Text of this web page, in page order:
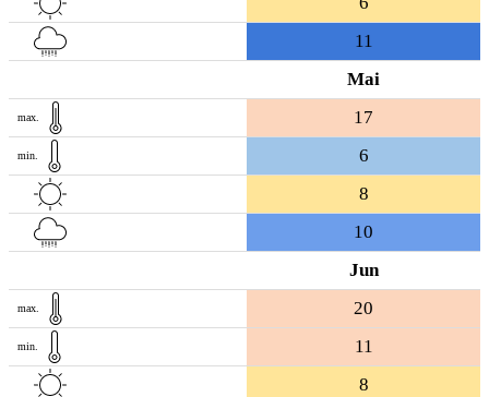
11
Mai
max. 17
min.
6
8
10
Jun
max. 20
min.
11
8